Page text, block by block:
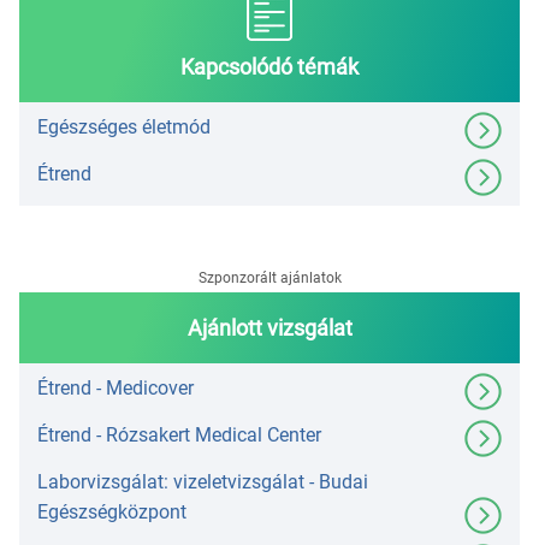
Kapcsolódó témák
Egészséges életmód
Étrend
Ajánlott vizsgálat
Szponzorált ajánlatok
Étrend - Medicover
Étrend - Rózsakert Medical Center
Laborvizsgálat: vizeletvizsgálat - Budai
Egészségközpont